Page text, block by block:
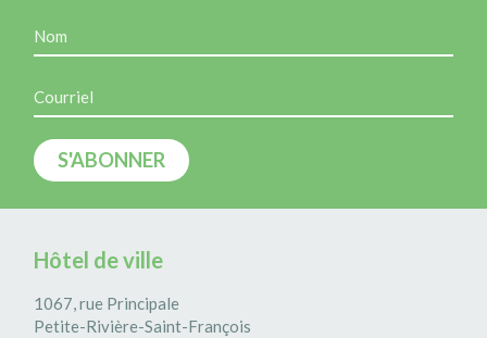
Hôtel de ville
1067, rue Principale
Petite-Rivière-Saint-François